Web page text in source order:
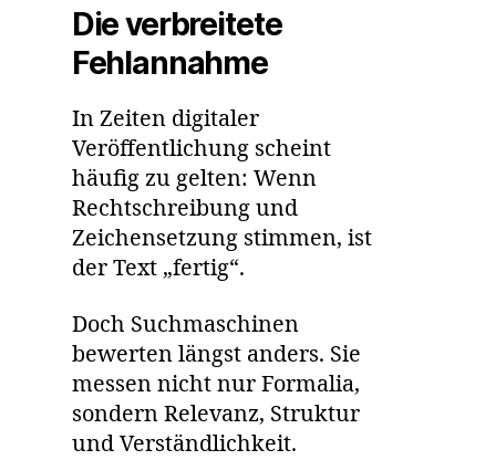
Die verbreitete
Fehlannahme
In Zeiten digitaler
Veröffentlichung scheint
häufig zu gelten: Wenn
Rechtschreibung und
Zeichensetzung stimmen, ist
der Text „fertig“.
Doch Suchmaschinen
bewerten längst anders. Sie
messen nicht nur Formalia,
sondern Relevanz, Struktur
und Verständlichkeit.